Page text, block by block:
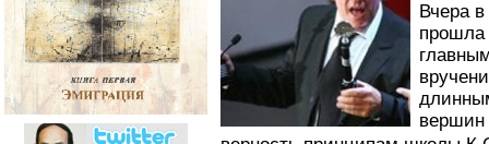
Вчера
вершин